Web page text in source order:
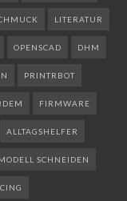
LITERATUR
OPENSCAD DHM
PRINTRBOT
FIRMWARE
ALLTAGSHELFER
SCHNEIDEN